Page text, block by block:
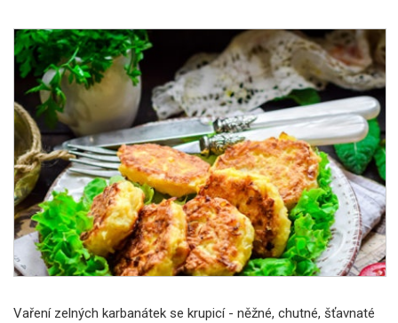
Vaření zelných karbanátek se krupicí - něžné, chutné, šťavnaté